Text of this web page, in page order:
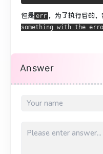
但是 err ，为了执行目的，
something with the
Answer